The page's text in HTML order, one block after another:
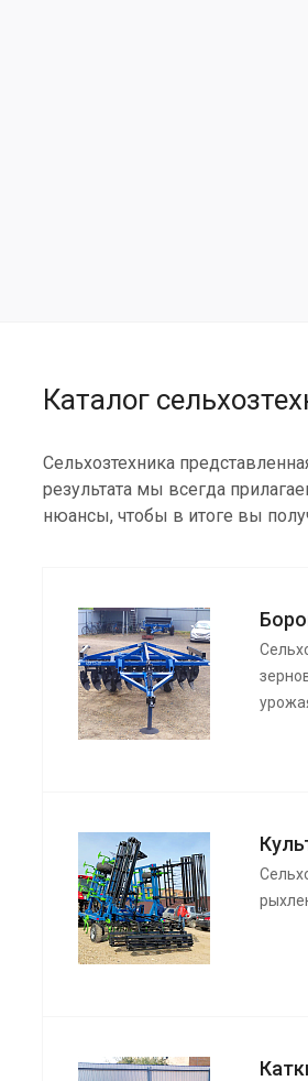
Каталог
Сельхозтехника
результата мы всегда
нюансы, чтобы в итоге вы